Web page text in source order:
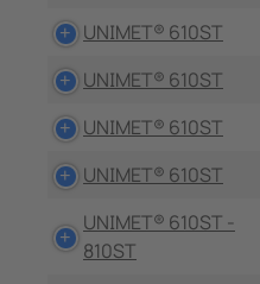
UNIMET® 610ST
UNIMET® 610ST
UNIMET® 610ST
UNIMET® 610ST
UNIMET® 610ST -
810ST